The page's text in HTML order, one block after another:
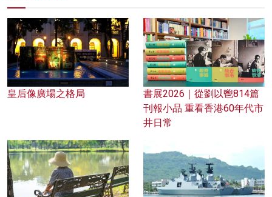
皇后像廣場之格局
書展2026｜從劉以鬯814篇
刊報小品 重看香港60年代市
井日常